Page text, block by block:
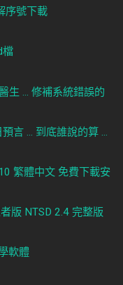
序號下載
檔
生 ... 修補系統錯誤的
言 ... 到底誰說的算 ...
繁體中文 免費下載安
版 NTSD 2.4 完整版
軟體